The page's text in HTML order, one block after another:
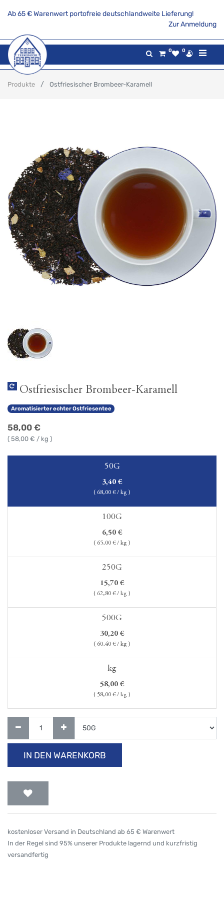
Ab 65 € Warenwert portofreie deutschlandweite Lieferung!
Zur Anmeldung
0 0
Produkte Ostfriesischer Brombeer-Karamell
Ostfriesischer Brombeer-Karamell
Aromatisierter echter Ostfriesentee
58,00 €
( 58,00 € / kg )
50G
3,40 €
( 68,00 € / kg )
100G
6,50 €
( 65,00 € / kg )
250G
15,70 €
( 62,80 € / kg )
500G
30,20 €
( 60,40 € / kg )
kg
58,00 €
( 58,00 € / kg )
IN DEN WARENKORB
kostenloser Versand in Deutschland ab 65 € Warenwert
In der Regel sind 95% unserer Produkte lagernd und kurzfristig
versandfertig